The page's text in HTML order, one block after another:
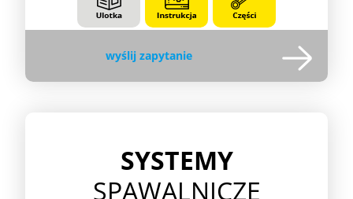
wyślij zapytanie
SYSTEMY
SPAWALNICZE